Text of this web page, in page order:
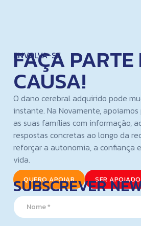
ENVOLVA-SE
FAÇA PARTE
CAUSA!
O dano cerebral adquirido pode
instante. Na Novamente, apoiamos
as suas famílias com informação,
respostas concretas ao longo da
reforçar a autonomia, a confiança
vida.
QUERO APOIAR SER APOIADO
SUBSCREVER
N
a
m